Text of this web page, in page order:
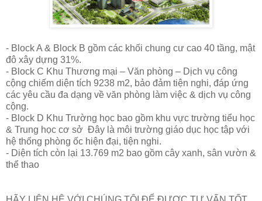
- Block A & Block B gồm các khối chung cư cao 40 tầng, mật
đô xây dựng 31%.
- Block C Khu Thương mại – Văn phòng – Dịch vụ công
cộng chiếm diện tích 9238 m2, bảo đảm tiện nghi, đáp ứng
các yêu cầu đa dạng về văn phòng làm việc & dịch vụ công
cộng.
- Block D Khu Trường học bao gồm khu vực trường tiểu học
& Trung học cơ sở Đây là môi trường giáo dục học tập với
hệ thống phòng ốc hiện đại, tiện nghi.
- Diện tích còn lại 13.769 m2 bao gồm cây xanh, sân vườn &
thể thao